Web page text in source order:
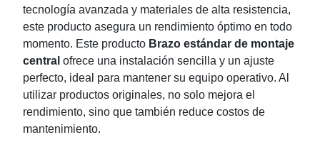
tecnología avanzada y materiales de alta resistencia,
este producto asegura un rendimiento óptimo en todo
momento. Este producto Brazo estándar de montaje
central ofrece una instalación sencilla y un ajuste
perfecto, ideal para mantener su equipo operativo. Al
utilizar productos originales, no solo mejora el
rendimiento, sino que también reduce costos de
mantenimiento.